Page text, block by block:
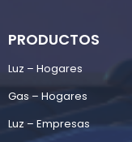
PRODUCTOS
Luz – Hogares
Gas – Hogares
Luz – Empresas